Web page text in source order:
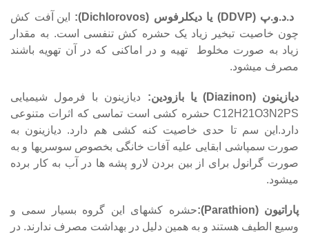
د.د.و.پ (DDVP) یا دیکلرفوس (Dichlorovos):
این آفت کش
چون خاصیت تبخیر زیاد یک حشره کش تنفسی است. به مقدار
زیاد به صورت مخلوط تهیه و در اماکنی که در آن تهویه باشند
مصرف میشود.
دیازینون (Diazinon) یا بازودین:
دیازینون با فرمول شیمیایی
C12H21O3N2PS حشره کشی است تماسی که اثرات متنوعی
دارد.این سم تا حدی خاصیت کنه کشی هم دارد. دیازینون به
صورت سمپاشی ابقایی علیه آفات خانگی بخصوص سوسریها و به
صورت گرانول برای از بین بردن لارو پشه ها در آب به کار برده
میشود.
پاراتیون (Parathion):
حشره کشهای این گروه بسیار سمی و
وسیع الطیف هستند و به همین دلیل در بهداشت مصرف ندارند. در